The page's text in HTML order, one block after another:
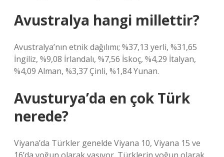
Avustralya hangi millettir?
Avustralya’nın etnik dağılımı; %37,13 yerli, %31,65
İngiliz, %9,08 İrlandalı, %7,56 İskoç, %4,29 İtalyan,
%4,09 Alman, %3,37 Çinli, %1,84 Yunan.
Avusturya’da en çok Türk
nerede?
Viyana’da Türkler genelde Viyana 10, Viyana 15 ve